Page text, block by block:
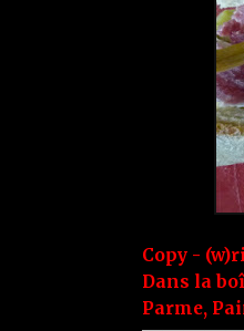
Copy -
Dans la
Parme,